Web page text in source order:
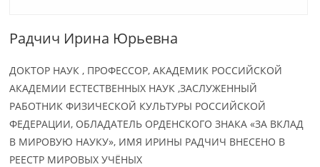
Радчич Ирина Юрьевна
ДОКТОР НАУК , ПРОФЕССОР, АКАДЕМИК РОССИЙСКОЙ​
АКАДЕМИИ​ ЕСТЕСТВЕННЫХ​ НАУК​ ,ЗАСЛУЖЕННЫЙ
РАБОТНИК ФИЗИЧЕСКОЙ КУЛЬТУРЫ РОССИЙСКОЙ
ФЕДЕРАЦИИ, ОБЛАДАТЕЛЬ ОРДЕНСКОГО ЗНАКА «ЗА ВКЛАД
В МИРОВУЮ НАУКУ»,​ ИМЯ ИРИНЫ РАДЧИЧ ВНЕСЕНО В
РЕЕСТР МИРОВЫХ УЧЁНЫХ